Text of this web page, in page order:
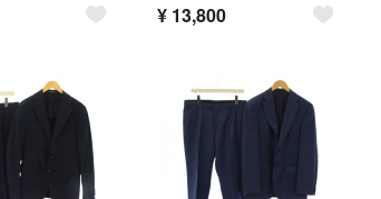
¥ 13,800